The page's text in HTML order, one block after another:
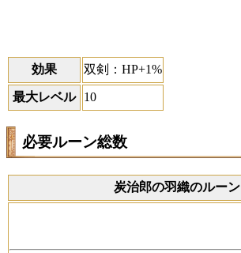
効果 双剣：HP+1%
最大レベル 10
必要ルーン総数
炭治郎の羽織のルーン